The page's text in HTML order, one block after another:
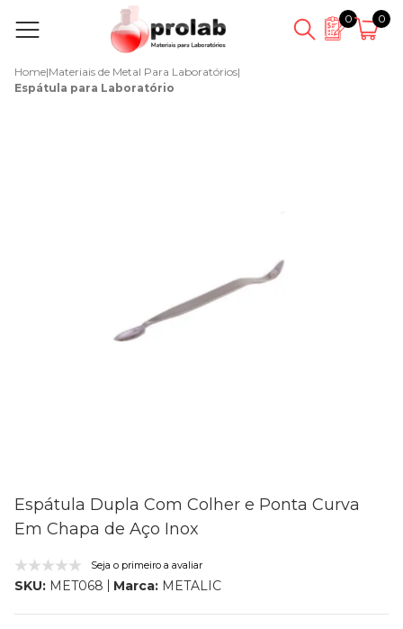
0 0
Home|Materiais de Metal Para Laboratórios|
Espátula para Laboratório
Espátula Dupla Com Colher e Ponta Curva
Em Chapa de Aço Inox
Seja o primeiro a avaliar
SKU: MET068 Marca: METALIC